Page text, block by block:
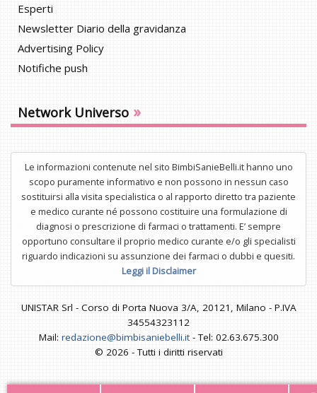
Esperti
Newsletter Diario della gravidanza
Advertising Policy
Notifiche push
Network Universo »
Le informazioni contenute nel sito BimbiSanieBelli.it hanno uno
scopo puramente informativo e non possono in nessun caso
sostituirsi alla visita specialistica o al rapporto diretto tra paziente
e medico curante né possono costituire una formulazione di
diagnosi o prescrizione di farmaci o trattamenti. E’ sempre
opportuno consultare il proprio medico curante e/o gli specialisti
riguardo indicazioni su assunzione dei farmaci o dubbi e quesiti.
Leggi il Disclaimer
UNISTAR Srl - Corso di Porta Nuova 3/A, 20121, Milano - P.IVA
34554323112
Mail: redazione@bimbisaniebelli.it- Tel: 02.63.675.300
© 2026 - Tutti i diritti riservati